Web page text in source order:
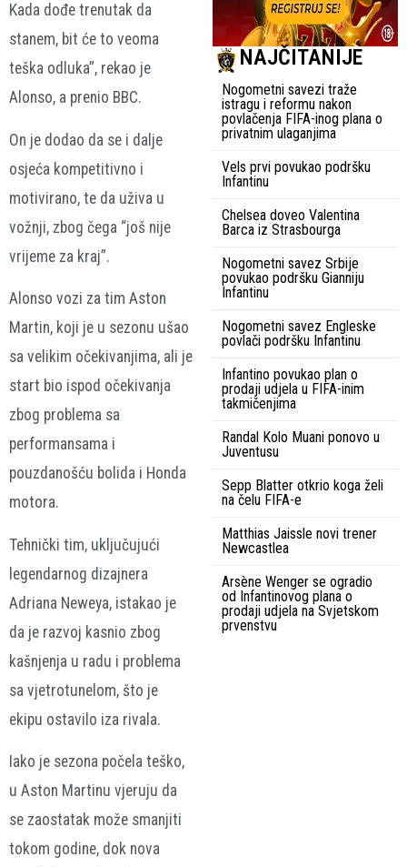
Kada dođe trenutak da
stanem, bit će to veoma
teška odluka”, rekao je
Alonso, a prenio BBC.
On je dodao da se i dalje
osjeća kompetitivno i
motivirano, te da uživa u
vožnji, zbog čega “još nije
vrijeme za kraj”.
Alonso vozi za tim Aston
Martin, koji je u sezonu ušao
sa velikim očekivanjima, ali je
start bio ispod očekivanja
zbog problema sa
performansama i
pouzdanošću bolida i Honda
motora.
Tehnički tim, uključujući
legendarnog dizajnera
Adriana Neweya, istakao je
da je razvoj kasnio zbog
kašnjenja u radu i problema
sa vjetrotunelom, što je
ekipu ostavilo iza rivala.
Iako je sezona počela teško,
u Aston Martinu vjeruju da
se zaostatak može smanjiti
tokom godine, dok nova
NAJČITANIJE
Nogometni savezi traže
istragu i reformu nakon
povlačenja FIFA-inog plana o
privatnim ulaganjima
Vels prvi povukao podršku
Infantinu
Chelsea doveo Valentina
Barca iz Strasbourga
Nogometni savez Srbije
povukao podršku Gianniju
Infantinu
Nogometni savez Engleske
povlači podršku Infantinu
Infantino povukao plan o
prodaji udjela u FIFA-inim
takmičenjima
Randal Kolo Muani ponovo u
Juventusu
Sepp Blatter otkrio koga želi
na čelu FIFA-e
Matthias Jaissle novi trener
Newcastlea
Arsène Wenger se ogradio
od Infantinovog plana o
prodaji udjela na Svjetskom
prvenstvu